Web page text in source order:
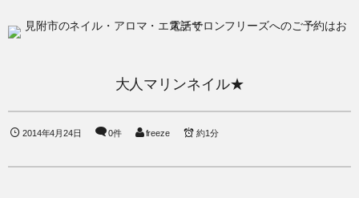
大人マリンネイル★
2014年4月24日 0件 freeze 約1分